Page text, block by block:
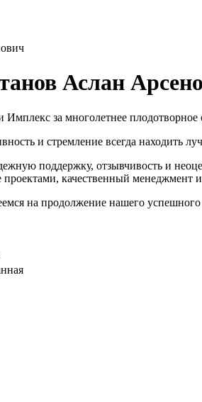
Аслан
за многолетнее
и стремление всегда находить
поддержку, отзывчивость и
качественный менеджмент
на продолжение нашего успешного